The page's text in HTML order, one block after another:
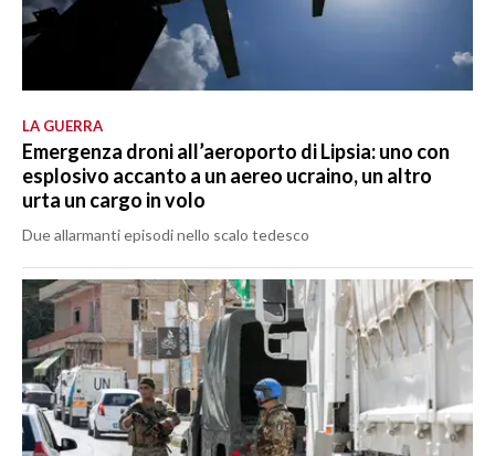
LA GUERRA
Emergenza droni all’aeroporto di Lipsia: uno con
esplosivo accanto a un aereo ucraino, un altro
urta un cargo in volo
Due allarmanti episodi nello scalo tedesco